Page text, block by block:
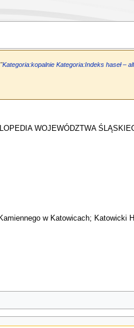
Kategoria:kopalnie Kategoria:Indeks haseł –
WOJEWÓDZTWA
w Katowicach; Katowicki